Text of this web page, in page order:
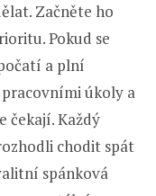
Začněte ho
Pokud se
a plní
pracovními úkoly a
čekají. Každý
chodit spát
spánková